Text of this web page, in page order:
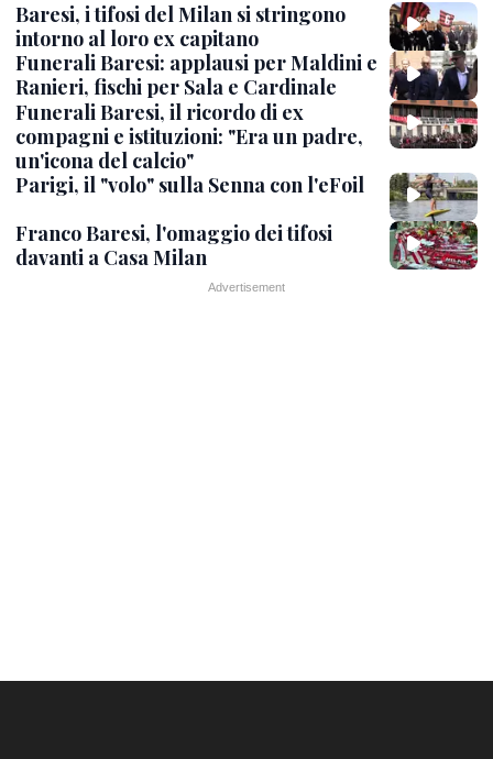
Baresi, i tifosi del Milan si stringono
intorno al loro ex capitano
Funerali Baresi: applausi per Maldini e
Ranieri, fischi per Sala e Cardinale
Funerali Baresi, il ricordo di ex
compagni e istituzioni: "Era un padre,
un'icona del calcio"
Parigi, il "volo" sulla Senna con l'eFoil
Franco Baresi, l'omaggio dei tifosi
davanti a Casa Milan